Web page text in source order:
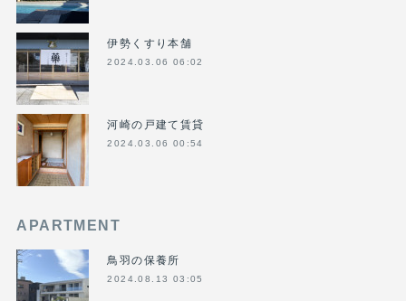
伊勢くすり本舗
2024.03.06 06:02
河崎の戸建て賃貸
2024.03.06 00:54
APARTMENT
鳥羽の保養所
2024.08.13 03:05